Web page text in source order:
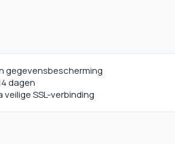
gegevensbescherming
dagen
veilige SSL-verbinding